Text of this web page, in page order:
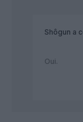
Shôgun a
Oui.